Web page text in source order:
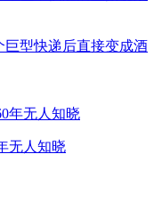
巨型快递后直接变成酒
无人知晓